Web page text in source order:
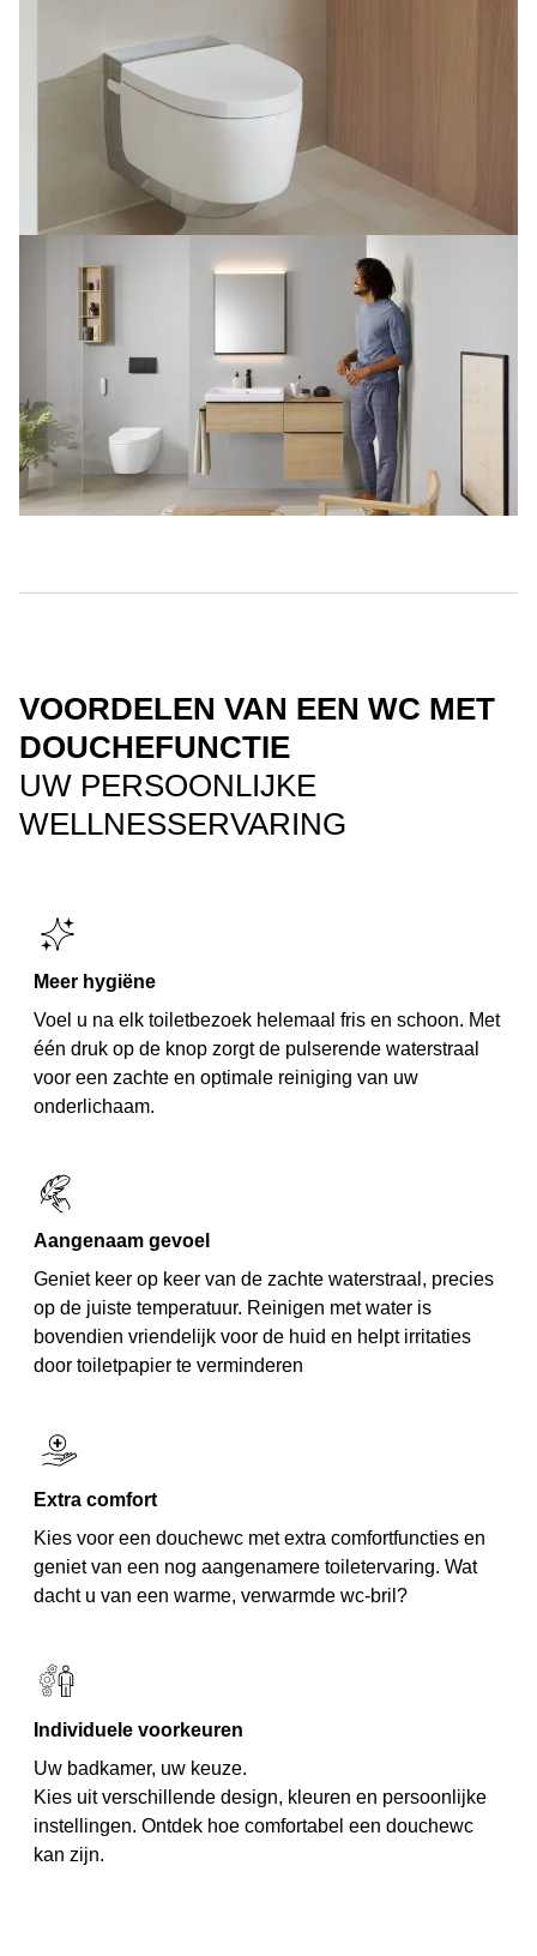
VOORDELEN VAN EEN WC MET
DOUCHEFUNCTIE
UW PERSOONLIJKE
WELLNESSERVARING
Meer hygiëne
Voel u na elk toiletbezoek helemaal fris en schoon. Met
één druk op de knop zorgt de pulserende waterstraal
voor een zachte en optimale reiniging van uw
onderlichaam.
Aangenaam gevoel
Geniet keer op keer van de zachte waterstraal, precies
op de juiste temperatuur. Reinigen met water is
bovendien vriendelijk voor de huid en helpt irritaties
door toiletpapier te verminderen
Extra comfort
Kies voor een douchewc met extra comfortfuncties en
geniet van een nog aangenamere toiletervaring. Wat
dacht u van een warme, verwarmde wc-bril?
Individuele voorkeuren
Uw badkamer, uw keuze.
Kies uit verschillende design, kleuren en persoonlijke
instellingen. Ontdek hoe comfortabel een douchewc
kan zijn.